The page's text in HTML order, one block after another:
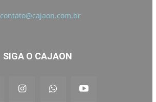
contato@cajaon.com.br
SIGA O CAJAON